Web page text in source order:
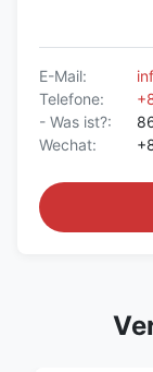
E-Mail:
Telefone:
- Was ist?:
Wechat: